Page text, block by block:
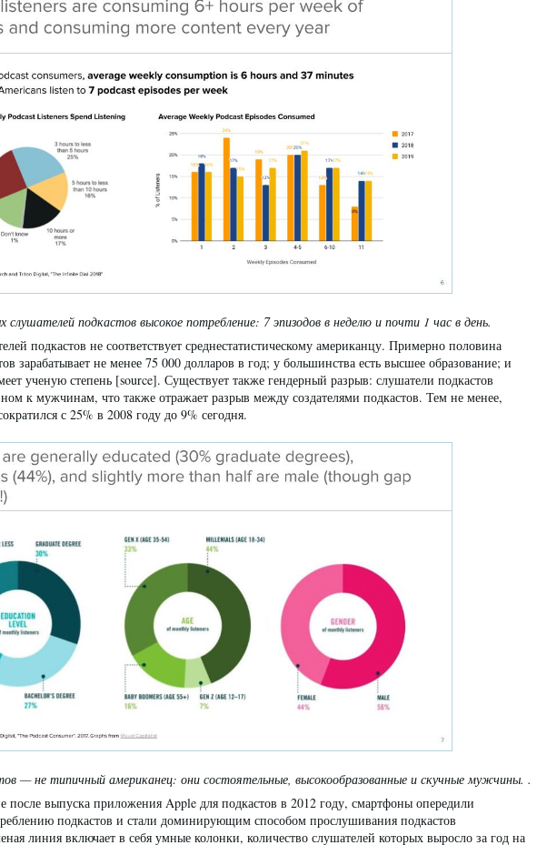
слушателей подкастов высокое потребление: 7 эпизодов в неделю и почти 1 час в день.
подкастов не соответствует среднестатистическому американцу. Примерно половина
зарабатывает не менее 75 000 долларов в год; у большинства есть высшее образование; и
ученую степень [source]. Существует также гендерный разрыв: слушатели подкастов
к мужчинам, что также отражает разрыв между создателями подкастов. Тем не менее,
с 25% в 2008 году до 9% сегодня.
— не типичный американец: они состоятельные, высокообразованные и скучные мужчины. .
выпуска приложения Apple для подкастов в 2012 году, смартфоны опередили
подкастов и стали доминирующим способом прослушивания подкастов
линия включает в себя умные колонки, количество слушателей которых выросло за год на